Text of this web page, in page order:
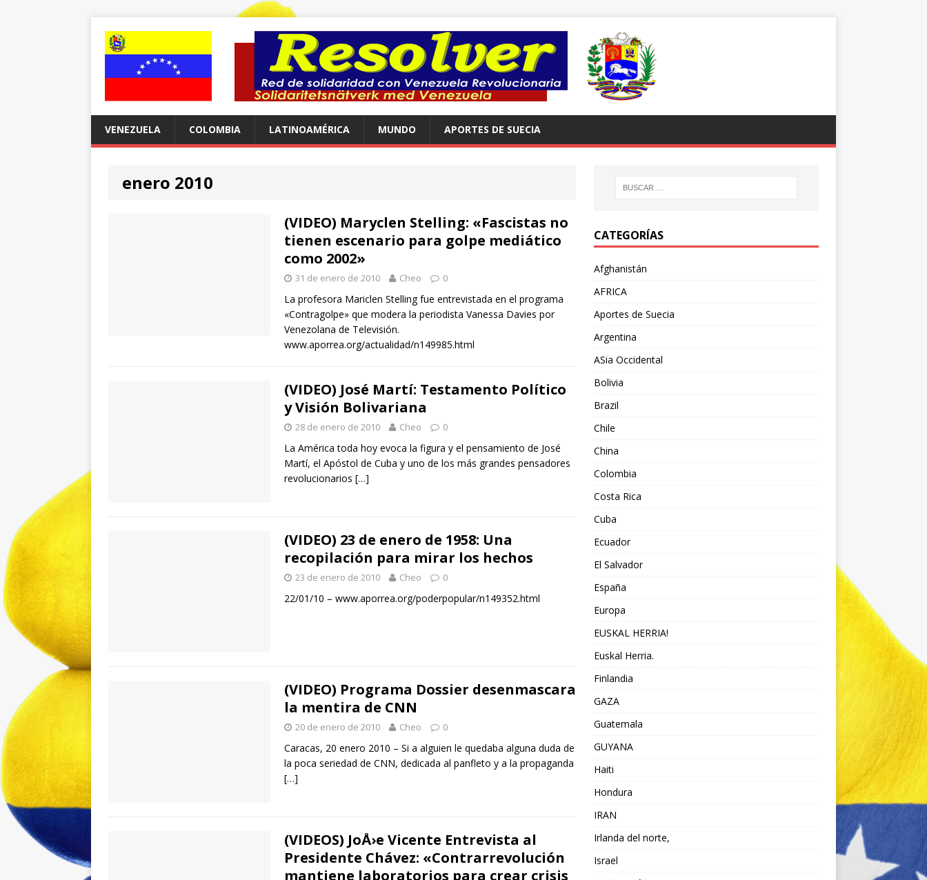
VENEZUELA COLOMBIA LATINOAMÉRICA MUNDO APORTES DE SUECIA
enero 2010
(VIDEO) Maryclen Stelling: «Fascistas no
tienen escenario para golpe mediático
como 2002»
31 de enero de 2010 Cheo 0
La profesora Mariclen Stelling fue entrevistada en el programa
«Contragolpe» que modera la periodista Vanessa Davies por
Venezolana de Televisión.
www.aporrea.org/actualidad/n149985.html
(VIDEO) José Martí: Testamento Político
y Visión Bolivariana
28 de enero de 2010 Cheo 0
La América toda hoy evoca la figura y el pensamiento de José
Martí, el Apóstol de Cuba y uno de los más grandes pensadores
revolucionarios […]
(VIDEO) 23 de enero de 1958: Una
recopilación para mirar los hechos
23 de enero de 2010 Cheo 0
22/01/10 – www.aporrea.org/poderpopular/n149352.html
(VIDEO) Programa Dossier desenmascara
la mentira de CNN
20 de enero de 2010 Cheo 0
Caracas, 20 enero 2010 – Si a alguien le quedaba alguna duda de
la poca seriedad de CNN, dedicada al panfleto y a la propaganda
[…]
(VIDEOS) JoÅ›e Vicente Entrevista al
Presidente Chávez: «Contrarrevolución
mantiene laboratorios para crear crisis
CATEGORÍAS
Afghanistán
AFRICA
Aportes de Suecia
Argentina
ASia Occidental
Bolivia
Brazil
Chile
China
Colombia
Costa Rica
Cuba
Ecuador
El Salvador
España
Europa
EUSKAL HERRIA!
Euskal Herria.
Finlandia
GAZA
Guatemala
GUYANA
Haiti
Hondura
IRAN
Irlanda del norte,
Israel